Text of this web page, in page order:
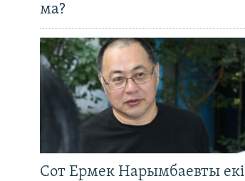
ма?
Сот Ермек Нарымбаевты екі